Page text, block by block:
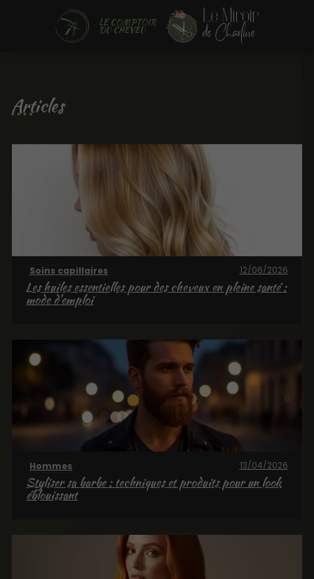
LE COMPTOIR
DU CHEVEU
Articles
Soins capillaires 12/06/2026
Les huiles essentielles pour des cheveux en pleine santé :
mode d'emploi
Hommes 13/04/2026
Styliser sa barbe : techniques et produits pour un look
éblouissant